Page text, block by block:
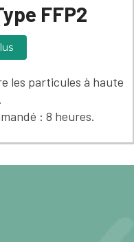
FFP2
les particules à haute
: 8 heures.